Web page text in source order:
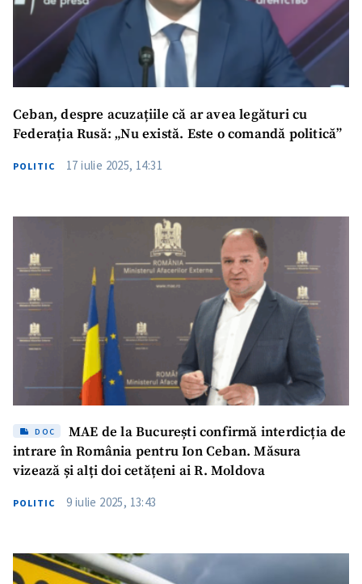
Trimite o informație
Despre ZdG
на русском
Ceban, despre acuzațiile că ar avea legături cu
Federația Rusă: „Nu există. Este o comandă politică”
POLITIC 17 iulie 2025, 14:31
DOC
MAE de la București confirmă interdicția de
intrare în România pentru Ion Ceban. Măsura
vizează și alți doi cetățeni ai R. Moldova
POLITIC 9 iulie 2025, 13:43